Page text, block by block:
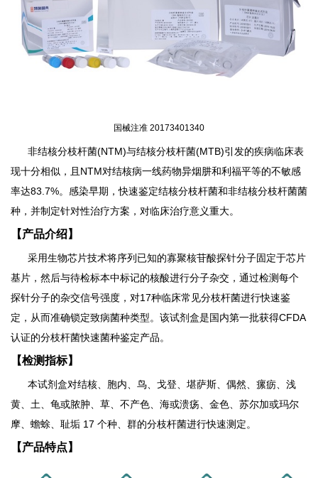
国械注准 20173401340
非结核分枝杆菌(NTM)与结核分枝杆菌(MTB)引发的疾病临床表
现十分相似，且 NTM对结核病一线药物异烟肼和利福平等的不敏感
率达83.7%。感染早期，快速鉴定结核分枝杆菌和非结核分枝杆菌菌
种，并制定针对性治疗方案，对临床治疗意义重大。
【产品介绍】
采用生物芯片技术将序列已知的寡聚核苷酸探针分子固定于芯片
基片，然后与待检标本中标记的核酸进行分子杂交，通过检测每个
探针分子的杂交信号强度，对17种临床常见分枝杆菌进行快速鉴
定，从而准确锁定致病菌种类型。该试剂盒是国内第一批获得CFDA
认证的分枝杆菌快速菌种鉴定产品。
【检测指标】
本试剂盒对结核、胞内、鸟、戈登、堪萨斯、偶然、瘰疬、浅
黄、土、龟或脓肿、草、不产色、海或溃疡、金色、苏尔加或玛尔
摩、蟾蜍、耻垢 17 个种、群的分枝杆菌进行快速测定。
【产品特点】